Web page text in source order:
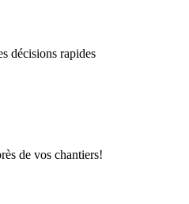
décisions rapides
de vos chantiers!